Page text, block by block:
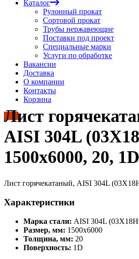
Каталог
Рулонный прокат
Сортовой прокат
Трубы нержавеющие
Поставки под проект
Специальные марки
Услуги по обработке
Вакансии
Доставка
О компании
Контакты
Корзина
Лист
AISI 304L
1500х6000, 20, 1D
Лист горячекатаный, AISI 304L
Характеристики
Марка стали: AISI 304L
Размер, мм: 1500х6000
Толщина, мм: 20
Поверхность: 1D